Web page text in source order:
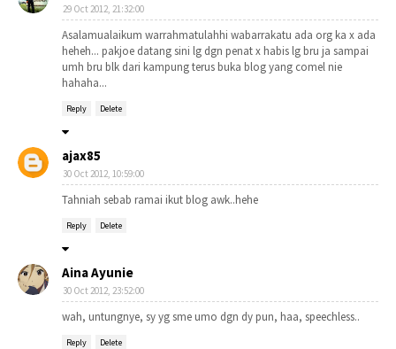
29 Oct 2012, 21:32:00
Asalamualaikum warrahmatulahhi wabarrakatu ada org ka x ada
heheh... pakjoe datang sini lg dgn penat x habis lg bru ja sampai
umh bru blk dari kampung terus buka blog yang comel nie
hahaha...
Reply Delete
ajax85
30 Oct 2012, 10:59:00
Tahniah sebab ramai ikut blog awk..hehe
Reply Delete
Aina Ayunie
30 Oct 2012, 23:52:00
wah, untungnye, sy yg sme umo dgn dy pun, haa, speechless..
Reply Delete